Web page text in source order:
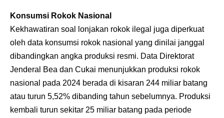
Konsumsi Rokok Nasional
Kekhawatiran soal lonjakan rokok ilegal juga diperkuat
oleh data konsumsi rokok nasional yang dinilai janggal
dibandingkan angka produksi resmi. Data Direktorat
Jenderal Bea dan Cukai menunjukkan produksi rokok
nasional pada 2024 berada di kisaran 244 miliar batang
atau turun 5,52% dibanding tahun sebelumnya. Produksi
kembali turun sekitar 25 miliar batang pada periode